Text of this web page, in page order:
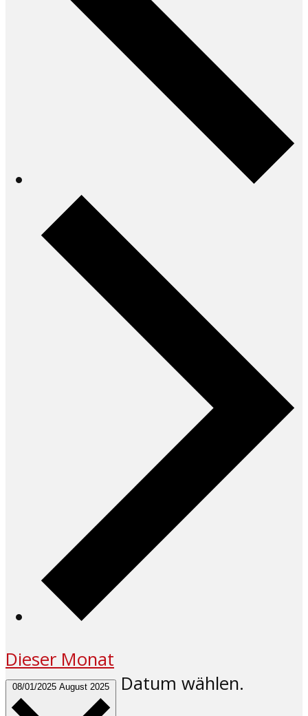
Dieser Monat
08/01/2025 August 2025 Datum wählen.